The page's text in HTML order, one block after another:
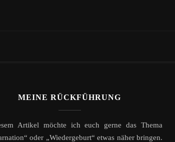
MEINE RÜCKFÜHRUNG
Artikel möchte ich euch gerne das Thema
oder „Wiedergeburt“ etwas näher bringen.